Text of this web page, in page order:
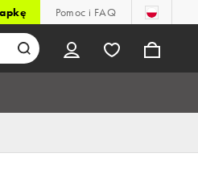
Pomoc i FAQ